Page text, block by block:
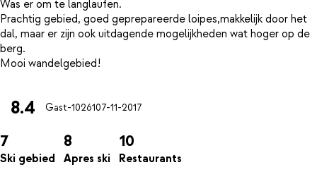
Was er om te langlaufen.
Prachtig gebied, goed geprepareerde loipes,makkelijk door het
dal, maar er zijn ook uitdagende mogelijkheden wat hoger op de
berg.
8.4 Gast-1026107-11-2017
7
Ski gebied
8
Apres ski
10
Restaurants